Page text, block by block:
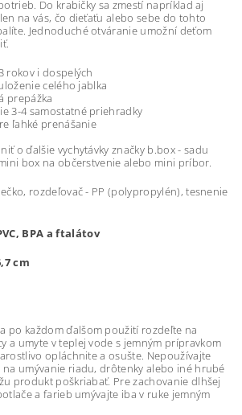
Do krabičky sa zmestí napríklad aj
na vás, čo dieťaťu alebo sebe do tohto
Jednoduché otváranie umožní deťom
rokov i dospelých
celého jablka
prepážka
3-4 samostatné priehradky
ľahké prenášanie
o ďalšie vychytávky značky b.box - sadu
box na občerstvenie alebo mini príbor.
rozdeľovač - PP (polypropylén), tesnenie
BPA a ftalátov
cm
po každom ďalšom použití rozdeľte na
a umyte v teplej vode s jemným prípravkom
opláchnite a osušte. Nepoužívajte
umývanie riadu, drôtenky alebo iné hrubé
produkt poškriabať. Pre zachovanie dlhšej
a farieb umývajte iba v ruke jemným